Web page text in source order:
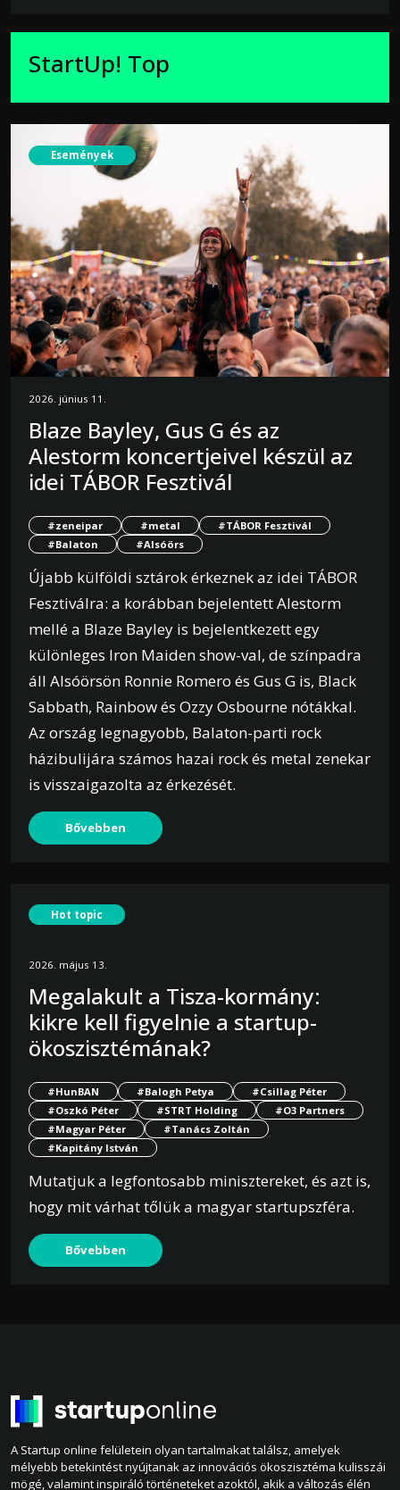
StartUp! Top
Események
2026. június 11.
Blaze Bayley, Gus G és az
Alestorm koncertjeivel készül az
idei TÁBOR Fesztivál
#zeneipar #metal
#TÁBOR Fesztivál
#Balaton
#Alsóörs
Újabb külföldi sztárok érkeznek az idei TÁBOR
Fesztiválra: a korábban bejelentett Alestorm
mellé a Blaze Bayley is bejelentkezett egy
különleges Iron Maiden show-val, de színpadra
áll Alsóörsön Ronnie Romero és Gus G is, Black
Sabbath, Rainbow és Ozzy Osbourne nótákkal.
Az ország legnagyobb, Balaton-parti rock
házibulijára számos hazai rock és metal zenekar
is visszaigazolta az érkezését.
Bővebben
Hot topic
2026. május 13.
Megalakult a Tisza-kormány:
kikre kell figyelnie a startup-
ökoszisztémának?
#HunBAN #Balogh Petya
#Csillag Péter
#Oszkó Péter
#STRT Holding
#O3 Partners
#Magyar Péter
#Tanács Zoltán
#Kapitány István
Mutatjuk a legfontosabb minisztereket, és azt is,
hogy mit várhat tőlük a magyar startupszféra.
Bővebben
A Startup online felületein olyan tartalmakat találsz, amelyek
mélyebb betekintést nyújtanak az innovációs ökoszisztéma kulisszái
mögé, valamint inspiráló történeteket azoktól, akik a változás élén